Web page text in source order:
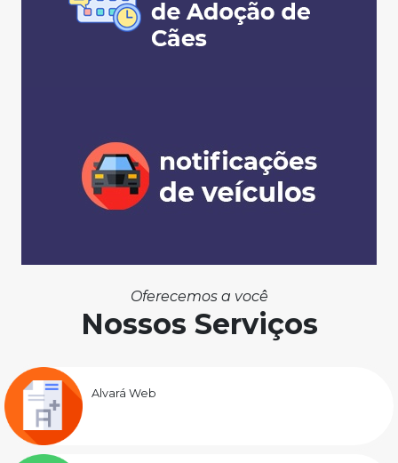
Oferecemos a você
Nossos Serviços
Alvará Web